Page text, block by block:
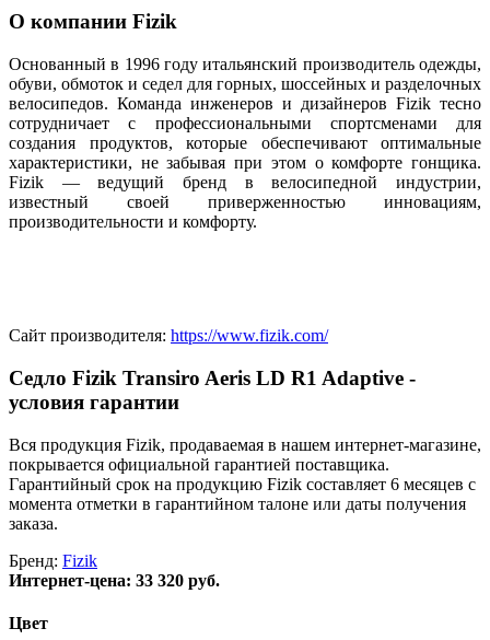
О компании Fizik
Основанный в 1996 году итальянский производитель одежды,
обуви, обмоток и седел для горных, шоссейных и разделочных
велосипедов. Команда инженеров и дизайнеров Fizik тесно
сотрудничает с профессиональными спортсменами для
создания продуктов, которые обеспечивают оптимальные
характеристики, не забывая при этом о комфорте гонщика.
Fizik — ведущий бренд в велосипедной индустрии,
известный своей приверженностью инновациям,
производительности и комфорту.
Сайт производителя: https://www.fizik.com/
Седло Fizik Transiro Aeris LD R1 Adaptive -
условия гарантии
Вся продукция Fizik, продаваемая в нашем интернет-магазине,
покрывается официальной гарантией поставщика.
Гарантийный срок на продукцию Fizik составляет 6 месяцев с
момента отметки в гарантийном талоне или даты получения
заказа.
Бренд: Fizik
Интернет-цена: 33 320 руб.
Цвет